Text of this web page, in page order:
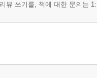
뷰 쓰기를, 책에 대한 문의는